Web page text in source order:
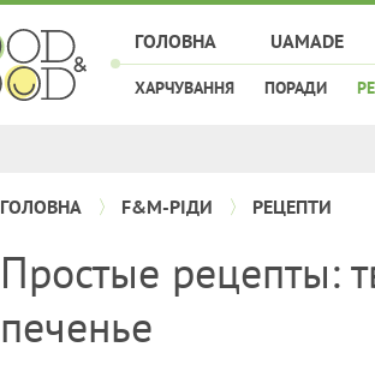
ГОЛОВНА UAMADE
ХАРЧУВАННЯ ПОРАДИ
ГОЛОВНА F&M-РІДИ РЕЦЕПТИ
Простые рецепты:
печенье